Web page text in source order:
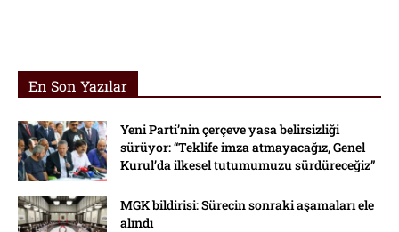
En Son Yazılar
Yeni Parti’nin çerçeve yasa belirsizliği
sürüyor: “Teklife imza atmayacağız, Genel
Kurul’da ilkesel tutumumuzu sürdüreceğiz”
MGK bildirisi: Sürecin sonraki aşamaları ele
alındı